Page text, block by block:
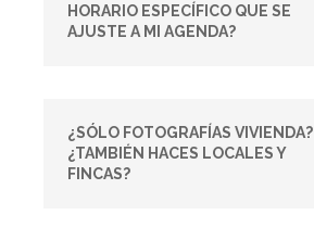
HORARIO ESPECÍFICO QUE SE
AJUSTE A MI AGENDA?
¿SÓLO FOTOGRAFÍAS VIVIENDA?
¿TAMBIÉN HACES LOCALES Y
FINCAS?